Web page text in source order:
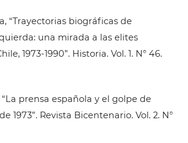
“Trayectorias biográficas de
una mirada a las elites
1973-1990”. Historia. Vol. 1. N° 46.
“La prensa española y el golpe de
1973”. Revista Bicentenario. Vol. 2. N°